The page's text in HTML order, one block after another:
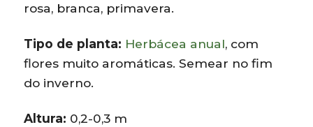
rosa, branca, primavera.
Tipo de planta: Herbácea anual, com
flores muito aromáticas. Semear no fim
do inverno.
Altura: 0,2-0,3 m